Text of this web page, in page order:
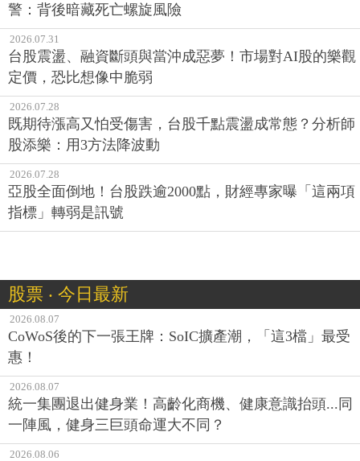
警：背後暗藏死亡螺旋風險
2026.07.31
台股震盪、融資斷頭與當沖成惡夢！市場對AI股的樂觀
定價，恐比想像中脆弱
2026.07.28
既期待漲高又怕受傷害，台股千點震盪成常態？分析師
股添樂：用3方法降波動
2026.07.28
亞股全面倒地！台股跌逾2000點，財經專家曝「這兩項
指標」轉弱是訊號
股票 ‧ 今日最新
2026.08.07
CoWoS後的下一張王牌：SoIC擴產潮，「這3檔」最受
惠！
2026.08.07
統一集團退出健身業！高齡化商機、健康意識抬頭...同
一陣風，健身三巨頭命運大不同？
2026.08.06